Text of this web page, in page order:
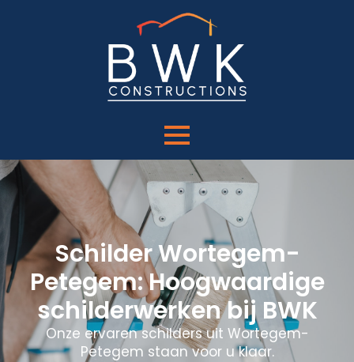
Schilder Wortegem-
Petegem: Hoogwaardige
schilderwerken bij BWK
Onze ervaren schilders uit Wortegem-
Petegem staan voor u klaar.